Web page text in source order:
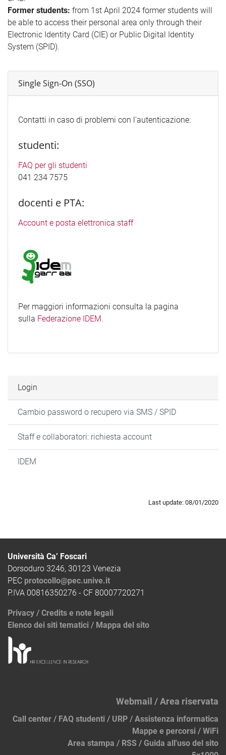
Former students: from 1st April 2024 former students will
be able to access their personal area only through their
Electronic Identity Card (CIE) or Public Digital Identity
System (SPID).
Single Sign-On (SSO)
Contatti in caso di problemi con l'autenticazione:
studenti:
FAQ per gli studenti
041 234 7575
docenti e PTA:
Account e posta elettronica staff
Per maggiori informazioni consulta la pagina
sulla Federazione IDEM.
Login
Cambio password o recupero via SMS / SPID
Staff e collaboratori: richiesta account
IDEM
Last update: 08/01/2020
Università Ca’ Foscari
Dorsoduro 3246, 30123 Venezia
PEC protocollo@pec.unive.it
P.IVA 00816350276 - CF 80007720271
Privacy / Credits e note legali
Elenco dei siti tematici / Mappa del sito
Webmail /Area riservata
Call center / FAQ studenti / URP / Assistenza informatica
Mappe e percorsi / WiFi
Area stampa / RSS / Guida all'uso del sito